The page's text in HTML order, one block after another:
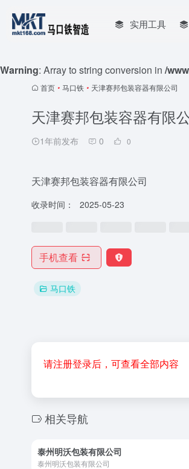
Warning: Array to string conversion in /
实用工具
首页 • 马口铁 • 天津赛邦包装容器有限公司
天津赛邦包装容器有限
1年前发布 0 0
天津赛邦包装容器有限公司
收录时间： 2025-05-23
手机查看
马口铁
请注册登录后，可查看全部内容
相关导航
泰州明沃包装有限公司
泰州明沃包装有限公司